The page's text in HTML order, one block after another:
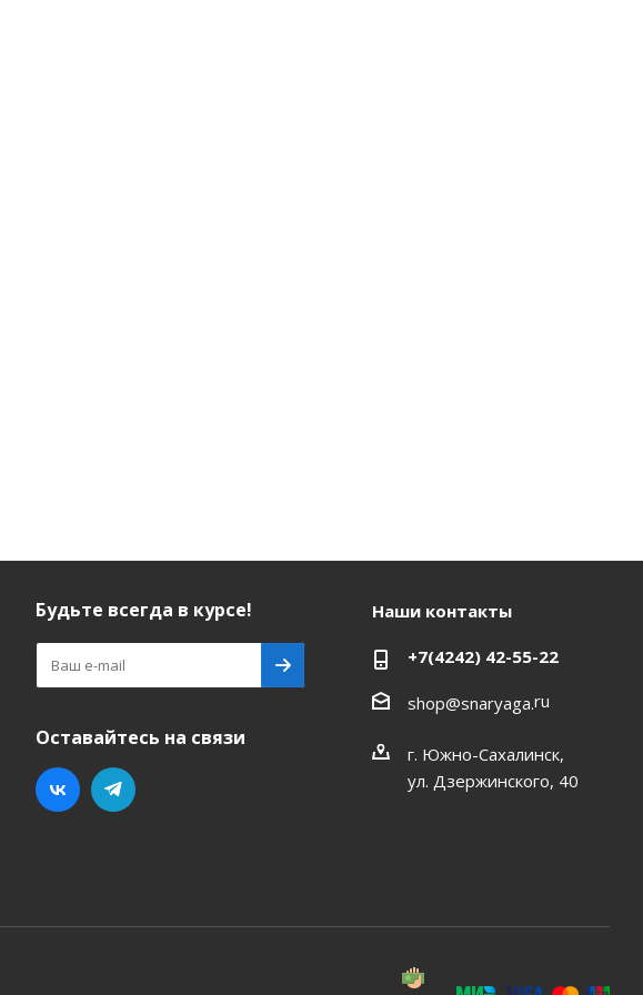
Будьте всегда в курсе!
Оставайтесь на связи
Наши контакты
+7(4242) 42-55-22
shop@snaryaga.ru
г. Южно-Сахалинск,
ул. Дзержинского, 40